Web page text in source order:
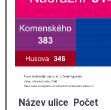
Název ulice Počet